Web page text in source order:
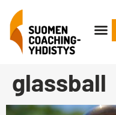
glassball